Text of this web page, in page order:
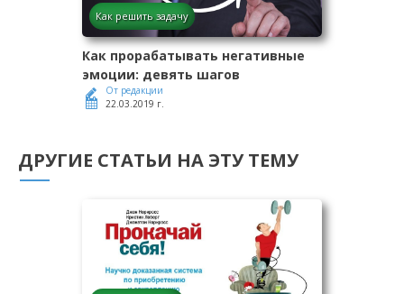
Как решить задачу
Как прорабатывать негативные
эмоции: девять шагов
От редакции
22.03.2019 г.
ДРУГИЕ СТАТЬИ НА ЭТУ ТЕМУ